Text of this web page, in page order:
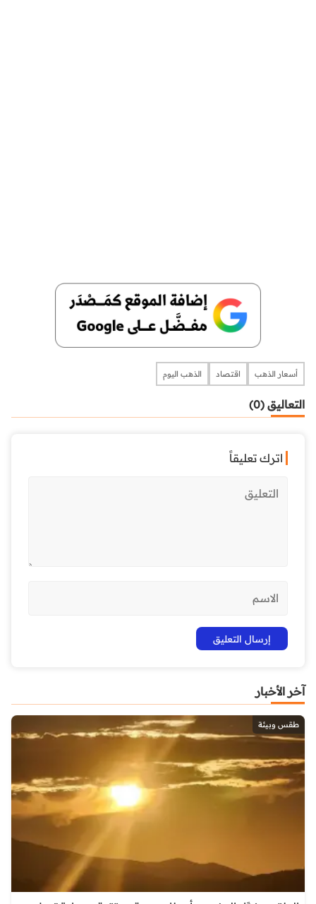
أسعار الذهب اقتصاد الذهب اليوم
التعاليق (0)
اترك تعليقاً
آخر الأخبار
طقس وبيئة